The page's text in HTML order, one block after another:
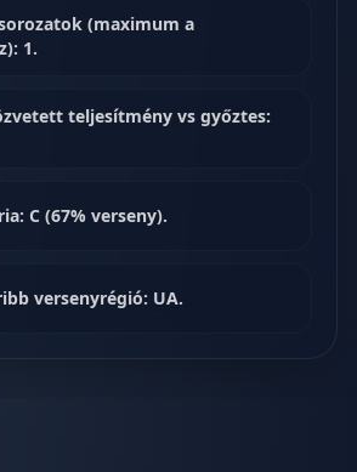
(maximum a
1.
teljesítmény vs győztes:
C (67% verseny).
versenyrégió: UA.